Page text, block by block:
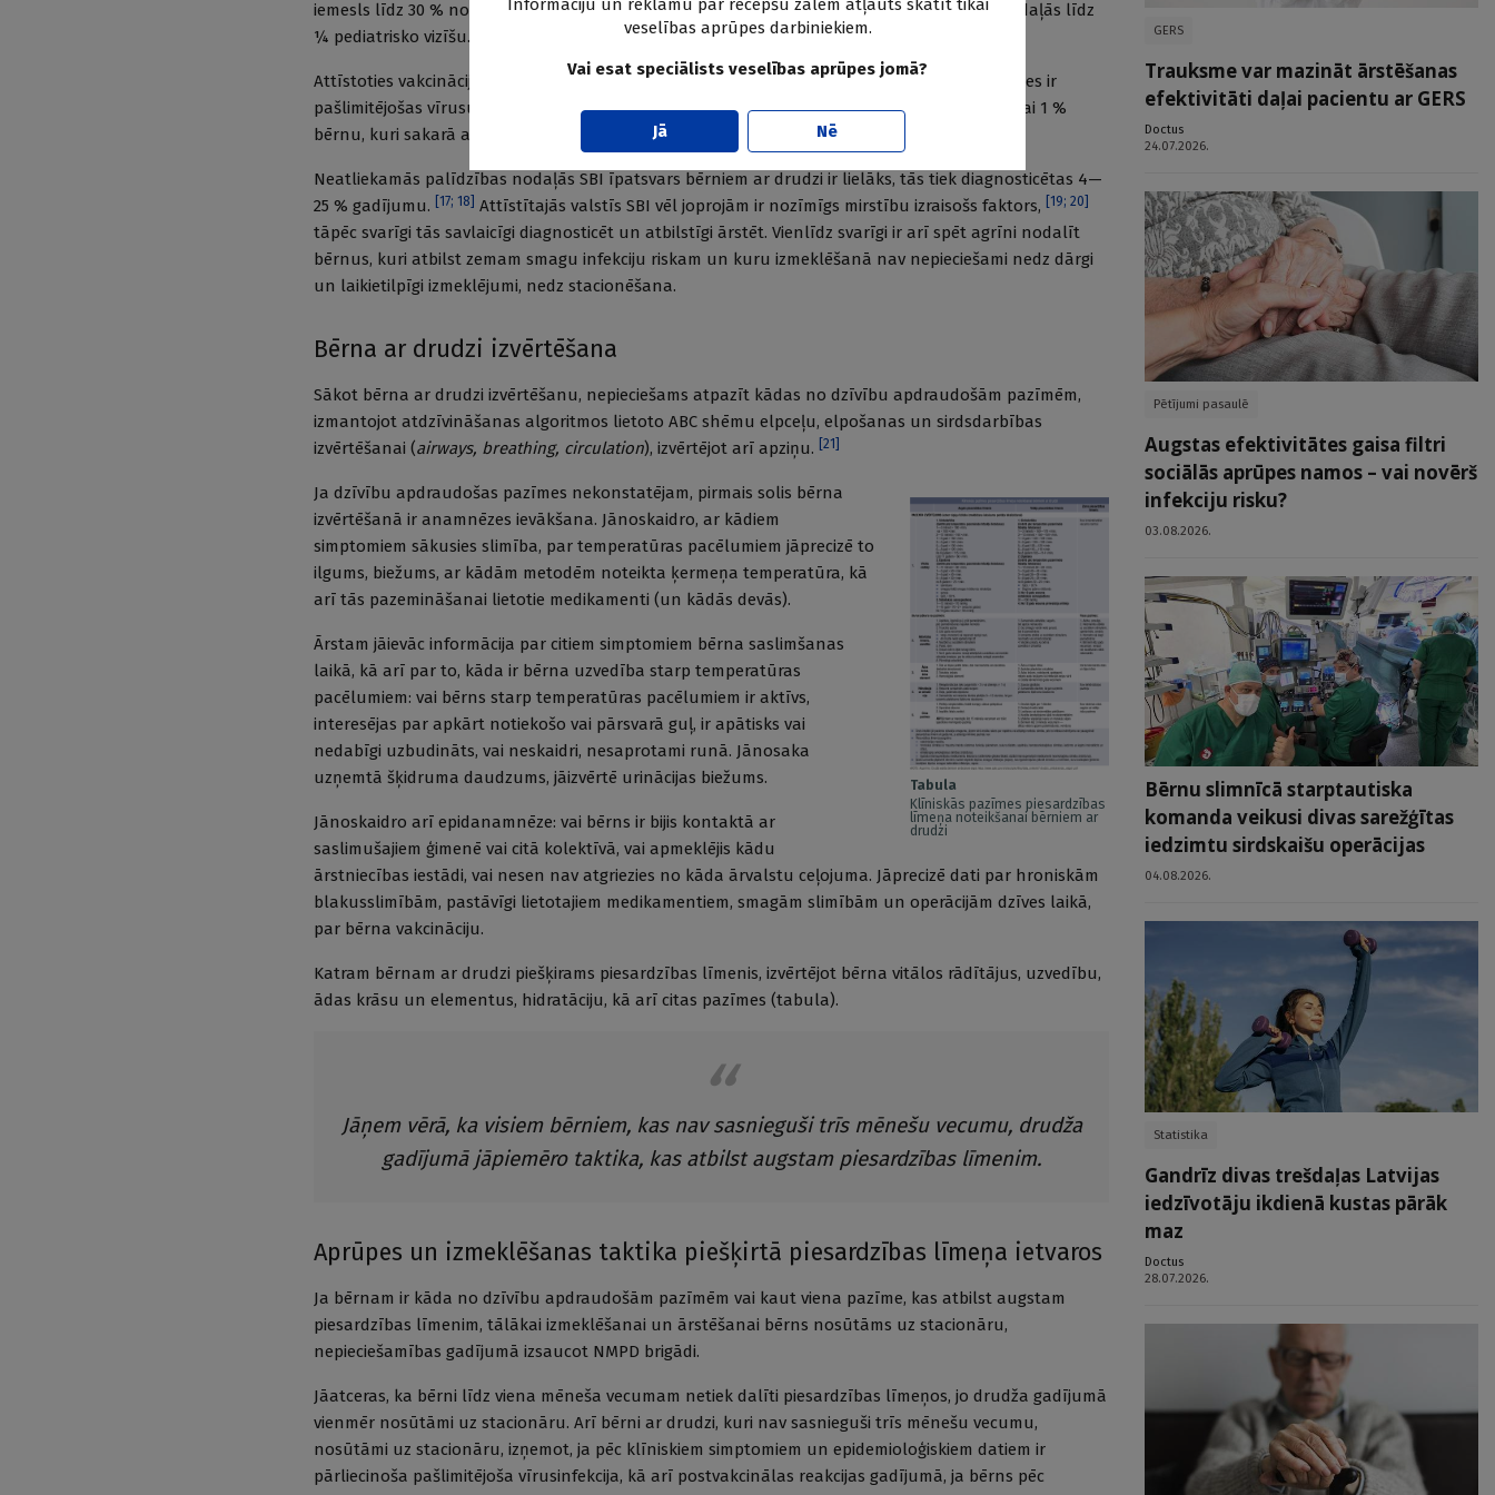
iemesls līdz 30 % no bērnu vecuma pacientu vizītēm, [10;11]bet neatliekamās palīdzības nodaļās līdz
¼ pediatrisko vizīšu.
Attīstoties vakcinācijas programmām, mūsdienās drudža iemesls attīstītajās valstīs lielākoties ir
pašlimitējošas vīrusu slimības, bet smagas bakteriālas infekcijas (SBI) tiek diagnosticētas tikai 1 %
bērnu, kuri sakarā ar febrilu slimības gaitu nokļūst primārās aprūpes iestādēs.
Neatliekamās palīdzības nodaļās SBI īpatsvars bērniem ar drudzi ir lielāks, tās tiek diagnosticētas 4—
25 % gadījumu.
17; 18 Attīstītajās valstīs SBI vēl joprojām ir nozīmīgs mirstību izraisošs faktors, 19; 20
tāpēc svarīgi tās savlaicīgi diagnosticēt un atbilstīgi ārstēt. Vienlīdz svarīgi ir arī spēt agrīni nodalīt
bērnus, kuri atbilst zemam smagu infekciju riskam un kuru izmeklēšanā nav nepieciešami nedz dārgi
un laikietilpīgi izmeklējumi, nedz stacionēšana.
Bērna ar drudzi izvērtēšana
Sākot bērna ar drudzi izvērtēšanu, nepieciešams atpazīt kādas no dzīvību apdraudošām pazīmēm,
izmantojot atdzīvināšanas algoritmos lietoto ABC shēmu elpceļu, elpošanas un sirdsdarbības
izvērtēšanai (airways, breathing, circulation), izvērtējot arī apziņu. 21
Tabula
Klīniskās pazīmes piesardzības
līmeņa noteikšanai bērniem ar
drudzi
Ja dzīvību apdraudošas pazīmes nekonstatējam, pirmais solis bērna
izvērtēšanā ir anamnēzes ievākšana. Jānoskaidro, ar kādiem
simptomiem sākusies slimība, par temperatūras pacēlumiem jāprecizē to
ilgums, biežums, ar kādām metodēm noteikta ķermeņa temperatūra, kā
arī tās pazemināšanai lietotie medikamenti (un kādās devās).
Ārstam jāievāc informācija par citiem simptomiem bērna saslimšanas
laikā, kā arī par to, kāda ir bērna uzvedība starp temperatūras
pacēlumiem: vai bērns starp temperatūras pacēlumiem ir aktīvs,
interesējas par apkārt notiekošo vai pārsvarā guļ, ir apātisks vai
nedabīgi uzbudināts, vai neskaidri, nesaprotami runā. Jānosaka
uzņemtā šķidruma daudzums, jāizvērtē urinācijas biežums.
Jānoskaidro arī epidanamnēze: vai bērns ir bijis kontaktā ar
saslimušajiem ģimenē vai citā kolektīvā, vai apmeklējis kādu
ārstniecības iestādi, vai nesen nav atgriezies no kāda ārvalstu ceļojuma. Jāprecizē dati par hroniskām
blakusslimībām, pastāvīgi lietotajiem medikamentiem, smagām slimībām un operācijām dzīves laikā,
par bērna vakcināciju.
Katram bērnam ar drudzi piešķirams piesardzības līmenis, izvērtējot bērna vitālos rādītājus, uzvedību,
ādas krāsu un elementus, hidratāciju, kā arī citas pazīmes (tabula).
Jāņem vērā, ka visiem bērniem, kas nav sasnieguši trīs mēnešu vecumu, drudža
gadījumā jāpiemēro taktika, kas atbilst augstam piesardzības līmenim.
Aprūpes un izmeklēšanas taktika piešķirtā piesardzības līmeņa ietvaros
Ja bērnam ir kāda no dzīvību apdraudošām pazīmēm vai kaut viena pazīme, kas atbilst augstam
piesardzības līmenim, tālākai izmeklēšanai un ārstēšanai bērns nosūtāms uz stacionāru,
nepieciešamības gadījumā izsaucot NMPD brigādi.
Jāatceras, ka bērni līdz viena mēneša vecumam netiek dalīti piesardzības līmeņos, jo drudža gadījumā
vienmēr nosūtāmi uz stacionāru. Arī bērni ar drudzi, kuri nav sasnieguši trīs mēnešu vecumu,
nosūtāmi uz stacionāru, izņemot, ja pēc klīniskiem simptomiem un epidemioloģiskiem datiem ir
pārliecinoša pašlimitējoša vīrusinfekcija, kā arī postvakcinālas reakcijas gadījumā, ja bērns pēc
GERS
Trauksme var mazināt ārstēšanas
efektivitāti daļai pacientu ar GERS
Doctus
24.07.2026.
Pētījumi pasaulē
Augstas efektivitātes gaisa filtri
sociālās aprūpes namos – vai novērš
infekciju risku?
03.08.2026.
Bērnu slimnīcā starptautiska
komanda veikusi divas sarežģītas
iedzimtu sirdskaišu operācijas
04.08.2026.
Statistika
Gandrīz divas trešdaļas Latvijas
iedzīvotāju ikdienā kustas pārāk
maz
Doctus
28.07.2026.
Informāciju un reklāmu par recepšu zālēm atļauts skatīt tikai
veselības aprūpes darbiniekiem.
Vai esat speciālists veselības aprūpes jomā?
Jā Nē